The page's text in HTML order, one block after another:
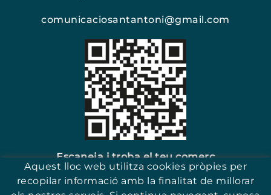
comunicaciosantantoni@gmail.com
Escaneja i troba el teu comerç
Aquest lloc web utilitza cookies pròpies per
recopilar informació amb la finalitat de millorar